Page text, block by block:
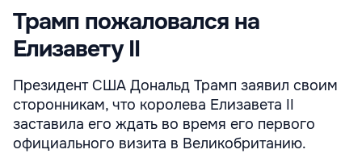
Трамп пожаловался на
Елизавету II
Президент США Дональд Трамп заявил своим
сторонникам, что королева Елизавета II
заставила его ждать во время его первого
официального визита в Великобританию.